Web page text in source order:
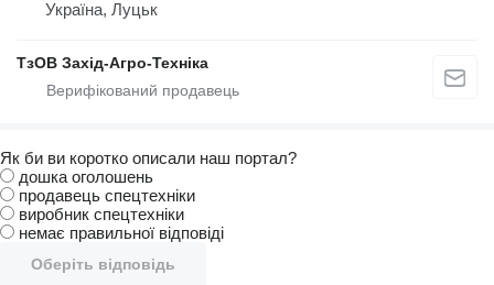
Україна, Луцьк
ТзОВ Захід-Агро-Техніка
Як би ви коротко описали наш портал?
дошка оголошень
продавець спецтехніки
виробник спецтехніки
немає правильної відповіді
Оберіть відповідь